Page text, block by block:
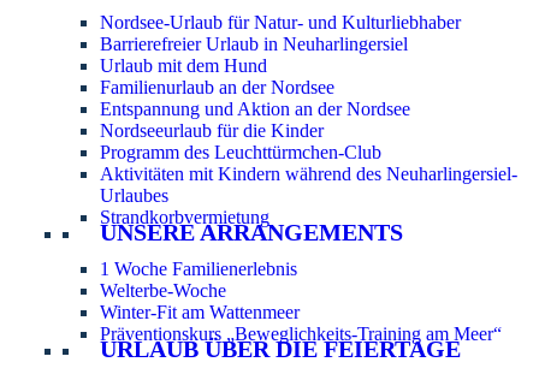
Nordsee-Urlaub für Natur- und Kulturliebhaber
Barrierefreier Urlaub in Neuharlingersiel
Urlaub mit dem Hund
Familienurlaub an der Nordsee
Entspannung und Aktion an der Nordsee
Nordseeurlaub für die Kinder
Programm des Leuchttürmchen-Club
Aktivitäten mit Kindern während des Neuharlingersiel-
Urlaubes
Strandkorbvermietung
UNSERE ARRANGEMENTS
1 Woche Familienerlebnis
Welterbe-Woche
Winter-Fit am Wattenmeer
Präventionskurs „Beweglichkeits-Training am Meer“
URLAUB ÜBER DIE FEIERTAGE